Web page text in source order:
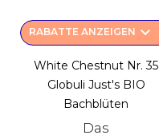
RABATTE ANZEIGEN keyboard_arrow_down
White Chestnut Nr. 35
Globuli Just's BIO
Bachblüten
Das